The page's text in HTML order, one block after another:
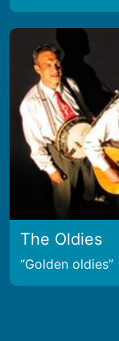
The Oldies
Golden oldies